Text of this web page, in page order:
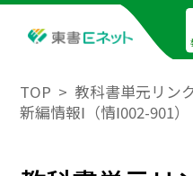
TOP
教科書単元リン
新編情報Ⅰ（情Ⅰ002-901）